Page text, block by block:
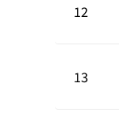
12
13